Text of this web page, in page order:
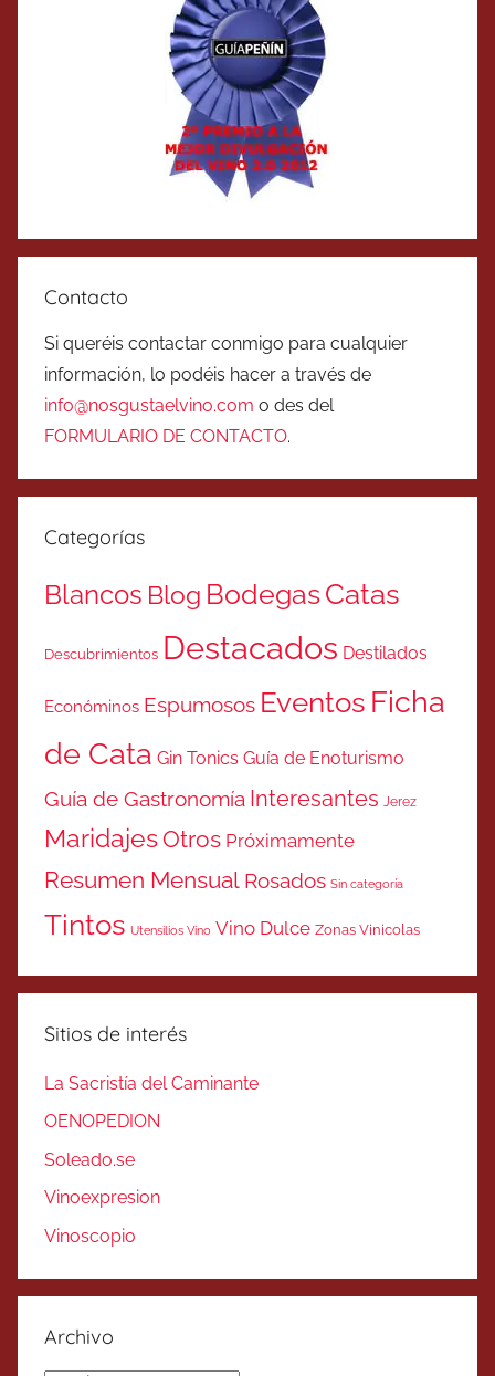
Contacto
Si queréis contactar conmigo para cualquier
información, lo podéis hacer a través de
info@nosgustaelvino.com o des del
FORMULARIO DE CONTACTO.
Categorías
Blancos Blog BodegasCatas
Descubrimientos Destacados Destilados
Económinos Espumosos Eventos Ficha
de Cata Gin Tonics Guía de Enoturismo
Guía de Gastronomía Interesantes Jerez
MaridajesOtros Próximamente
Resumen Mensual Rosados Sin categoría
Tintos Utensilios Vino Vino Dulce Zonas Vinicolas
Sitios de interés
La Sacristía del Caminante
OENOPEDION
Soleado.se
Vinoexpresion
Vinoscopio
Archivo